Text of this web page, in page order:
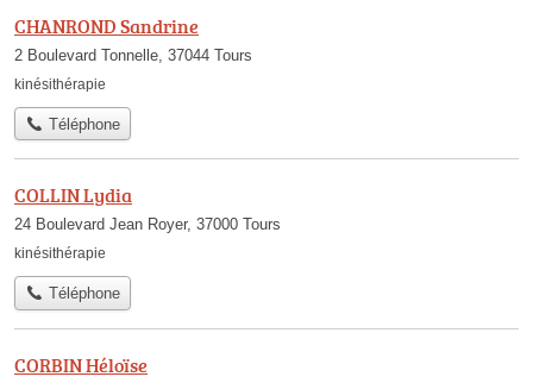
CHANROND Sandrine
2 Boulevard Tonnelle, 37044 Tours
kinésithérapie
Téléphone
COLLIN Lydia
24 Boulevard Jean Royer, 37000 Tours
kinésithérapie
Téléphone
CORBIN Héloïse